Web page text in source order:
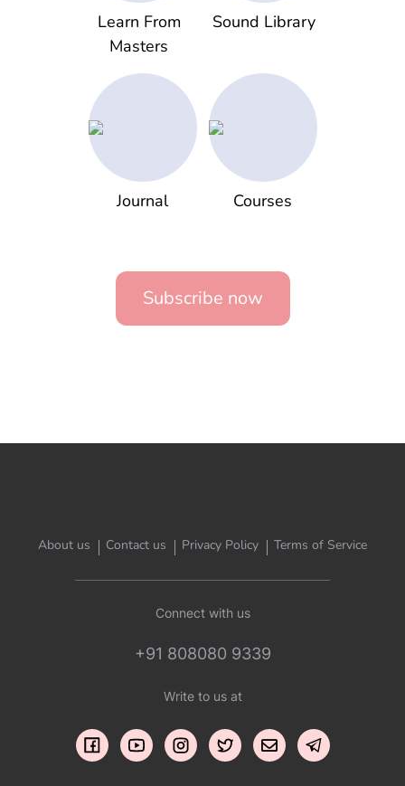
Learn From
Masters
Sound Library
Journal Courses
Subscribe now
About us Contact us Privacy Policy Terms of Service
Connect with us
+91 808080 9339
Write to us at